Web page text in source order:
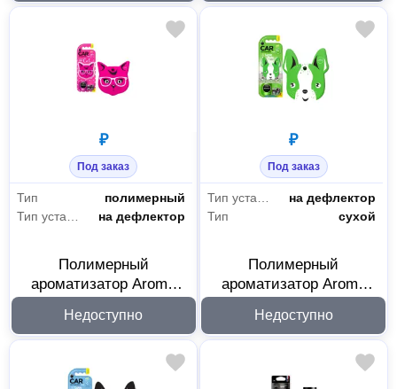
₽
Под заказ
Тип
полимерный
Тип установки
на дефлектор
Полимерный
ароматизатор Aroma
Blossom 92568
Недоступно
₽
Под заказ
Тип установки
на дефлектор
Тип
сухой
Полимерный
ароматизатор Aroma
92566
Недоступно